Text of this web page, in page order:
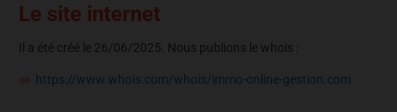
Le site internet
Il a été créé le 26/06/2025. Nous publions le whois :
https://www.whois.com/whois/immo-online-gestion.com